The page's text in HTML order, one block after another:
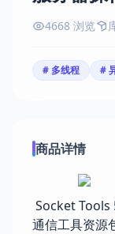
4668 浏览
# 多线程 #
商品详情
Socket Tools
通信工具资源